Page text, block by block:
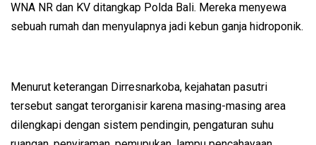
WNA NR dan KV ditangkap Polda Bali. Mereka menyewa
sebuah rumah dan menyulapnya jadi kebun ganja hidroponik.
Menurut keterangan Dirresnarkoba, kejahatan pasutri
tersebut sangat terorganisir karena masing-masing area
dilengkapi dengan sistem pendingin, pengaturan suhu